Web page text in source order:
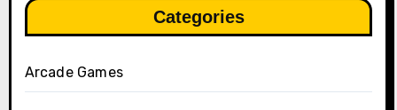
Categories
Arcade Games